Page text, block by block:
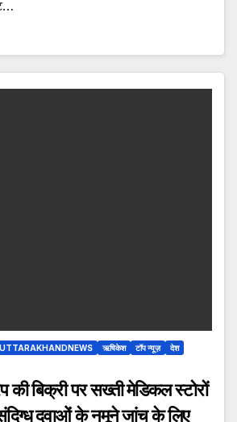
UTTARAKHANDNEWS ऋषिकेश टॉप न्यूज़
देश
की बिक्री पर सख्ती मेडिकल स्टोरों
संदिग्ध दवाओं के नमूने जांच के लिए